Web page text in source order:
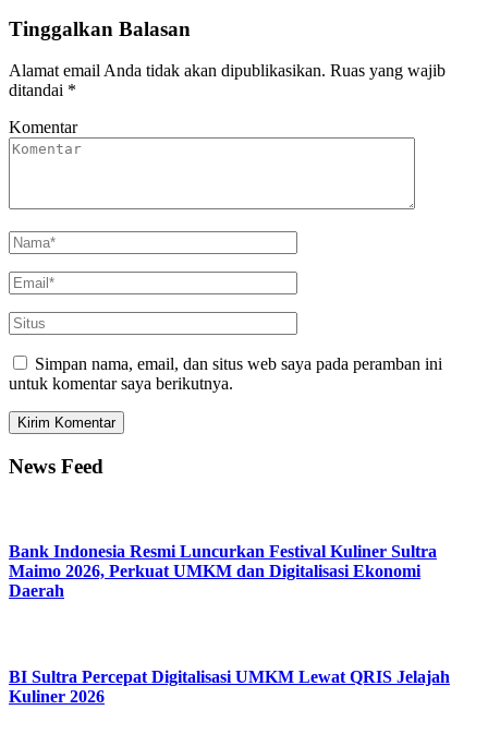
Tinggalkan Balasan
Alamat email Anda tidak akan dipublikasikan. Ruas yang wajib
ditandai *
Komentar
Simpan nama, email, dan situs web saya pada peramban ini
untuk komentar saya berikutnya.
News Feed
Bank Indonesia Resmi Luncurkan Festival Kuliner Sultra
Maimo 2026, Perkuat UMKM dan Digitalisasi Ekonomi
Daerah
BI Sultra Percepat Digitalisasi UMKM Lewat QRIS Jelajah
Kuliner 2026